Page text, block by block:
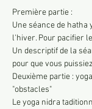
Première partie :
Une séance de hatha
l'hiver. Pour pacifier
Un descriptif de la
pour que vous
Deuxième partie :
"obstacles"
Le yoga nidra